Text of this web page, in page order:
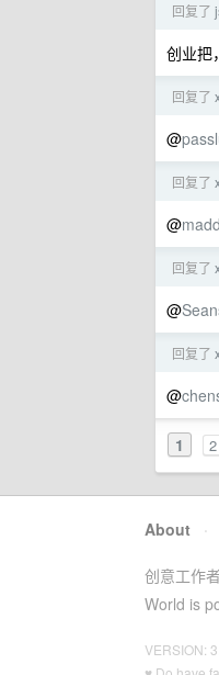
回复了
创业把
回复了
@
回复了
@
回复了
@
回复了
@
1 2
About ·
创意工作
World is
VERSION: